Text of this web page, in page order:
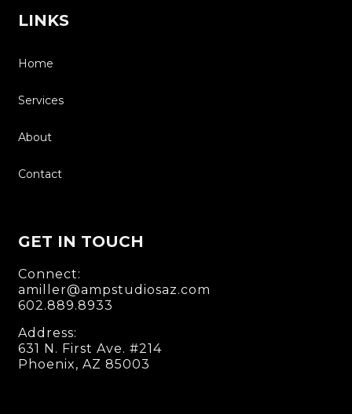
LINKS
Home
Services
About
Contact
GET IN TOUCH
Connect:
amiller@ampstudiosaz.com
602.889.8933
Address:
631 N. First Ave. #214
Phoenix, AZ 85003